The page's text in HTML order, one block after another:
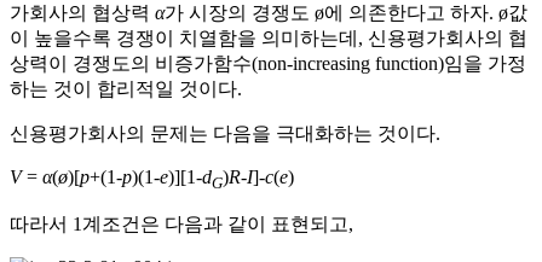
가회사의 협상력 α가 시장의 경쟁도 ø에 의존한다고 하자. ø값
이 높을수록 경쟁이 치열함을 의미하는데, 신용평가회사의 협
상력이 경쟁도의 비증가함수(non-increasing function)임을 가정
하는 것이 합리적일 것이다.
신용평가회사의 문제는 다음을 극대화하는 것이다.
V= α(ø)[p+(1-p)(1-e)][1-dG)R-I]-c(e)
따라서 1계조건은 다음과 같이 표현되고,